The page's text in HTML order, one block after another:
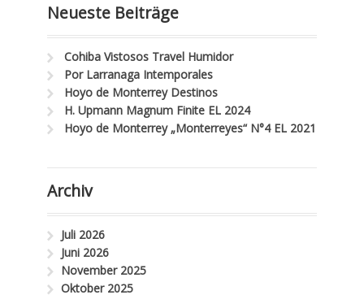
Neueste Beiträge
Cohiba Vistosos Travel Humidor
Por Larranaga Intemporales
Hoyo de Monterrey Destinos
H. Upmann Magnum Finite EL 2024
Hoyo de Monterrey „Monterreyes“ N°4 EL 2021
Archiv
Juli 2026
Juni 2026
November 2025
Oktober 2025